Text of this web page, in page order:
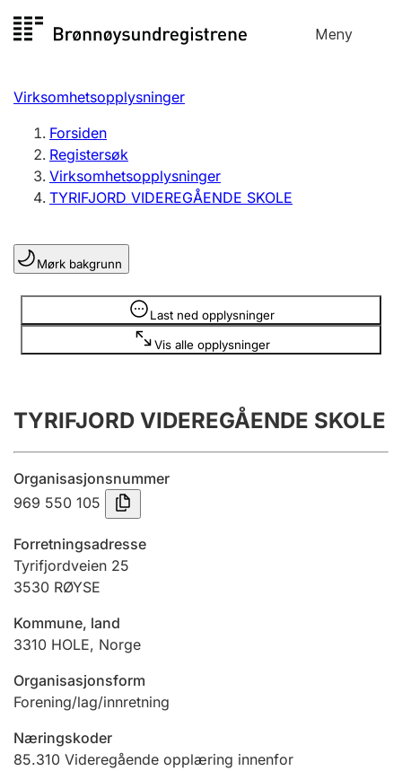
til
Meny
Registersøk
Aksjeselskap
Enkeltpersonforetak
Registrere, endre, slette
Lag og forening
Registrere, endre, slette
Årsregnskap
Innsending og forsinkelsesgebyr
Tinglysing
Jeger
Ektepaktveileder
Offentlig sektor
Virksomhetsopplysninger
Forsiden
Registersøk
Virksomhetsopplysninger
TYRIFJORD VIDEREGÅENDE SKOLE
Mørk bakgrunn
Last ned opplysninger
Vis alle opplysninger
Opplysninger er skjult
TYRIFJORD VIDEREGÅENDE SKOLE
Organisasjonsnummer
969 550 105
Forretningsadresse
Tyrifjordveien 25
3530 RØYSE
Kommune, land
3310 HOLE, Norge
Organisasjonsform
Forening/lag/innretning
Næringskoder
85.310 Videregående opplæring innenfor